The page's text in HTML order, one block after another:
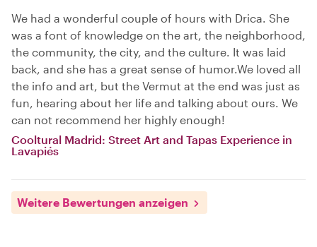
We had a wonderful couple of hours with Drica. She
was a font of knowledge on the art, the neighborhood,
the community, the city, and the culture. It was laid
back, and she has a great sense of humor.We loved all
the info and art, but the Vermut at the end was just as
fun, hearing about her life and talking about ours. We
can not recommend her highly enough!
Cooltural Madrid: Street Art and Tapas Experience in
Lavapiés
Weitere Bewertungen anzeigen